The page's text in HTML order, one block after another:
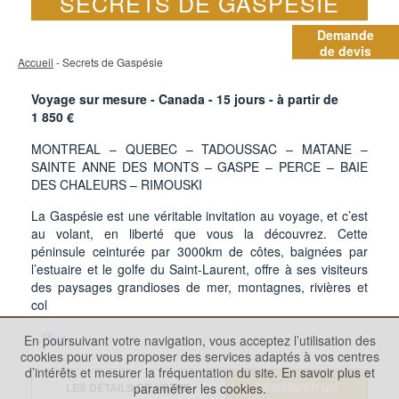
Demande
de devis
Accueil - Secrets de Gaspésie
Voyage sur mesure - Canada - 15 jours - à partir de
1 850 €
MONTREAL – QUEBEC – TADOUSSAC – MATANE –
SAINTE ANNE DES MONTS – GASPE – PERCE – BAIE
DES CHALEURS – RIMOUSKI
La Gaspésie est une véritable invitation au voyage, et c’est
au volant, en liberté que vous la découvrez. Cette
péninsule ceinturée par 3000km de côtes, baignées par
l’estuaire et le golfe du Saint-Laurent, offre à ses visiteurs
des paysages grandioses de mer, montagnes, rivières et
col
...Plus
LES DÉTAILS DE VOTRE
DEMANDER UN
En poursuivant votre navigation, vous acceptez l’utilisation des
cookies pour vous proposer des services adaptés à vos centres
d’intérêts et mesurer la fréquentation du site. En savoir plus et
paramétrer les cookies.